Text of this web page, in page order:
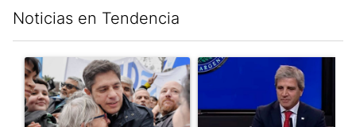
Noticias en Tendencia
Un artículo de tendencia con el título "Kicillof apuntó contra
Un artículo de tendencia con